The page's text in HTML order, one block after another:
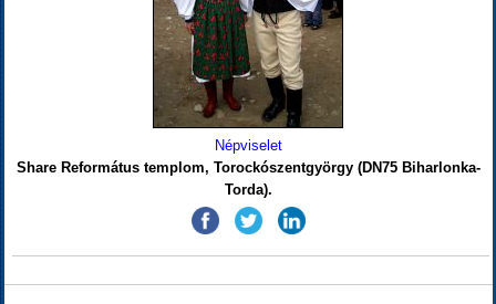
Népviselet
Share Református templom, Torockószentgyörgy (DN75 Biharlonka-
Torda).